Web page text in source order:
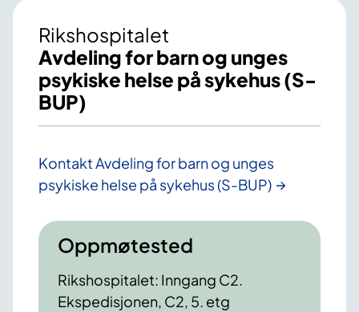
Rikshospitalet
Avdeling for barn og unges
psykiske helse på sykehus (S-
BUP)
Kontakt Avdeling for barn og unges
psykiske helse på sykehus (S-BUP)
Oppmøtested
Rikshospitalet: Inngang C2.
Ekspedisjonen, C2, 5. etg